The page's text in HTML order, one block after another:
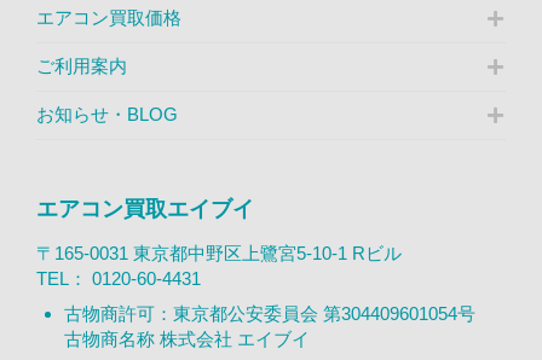
エアコン買取価格
ご利用案内
お知らせ・BLOG
エアコン買取エイブイ
〒165-0031 東京都中野区上鷺宮5-10-1 Rビル
TEL： 0120-60-4431
古物商許可：東京都公安委員会 第304409601054号
古物商名称 株式会社 エイブイ